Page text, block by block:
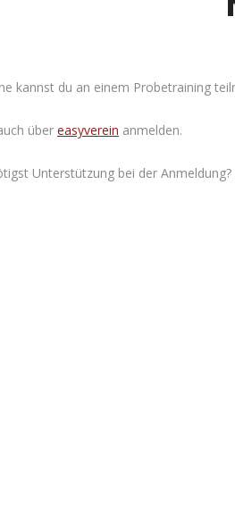
kannst du an einem Probetraining
über easyverein anmelden.
Unterstützung bei der